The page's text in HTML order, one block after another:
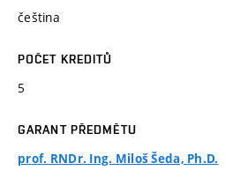
čeština
POČET KREDITŮ
5
GARANT PŘEDMĚTU
prof. RNDr. Ing. Miloš Šeda, Ph.D.